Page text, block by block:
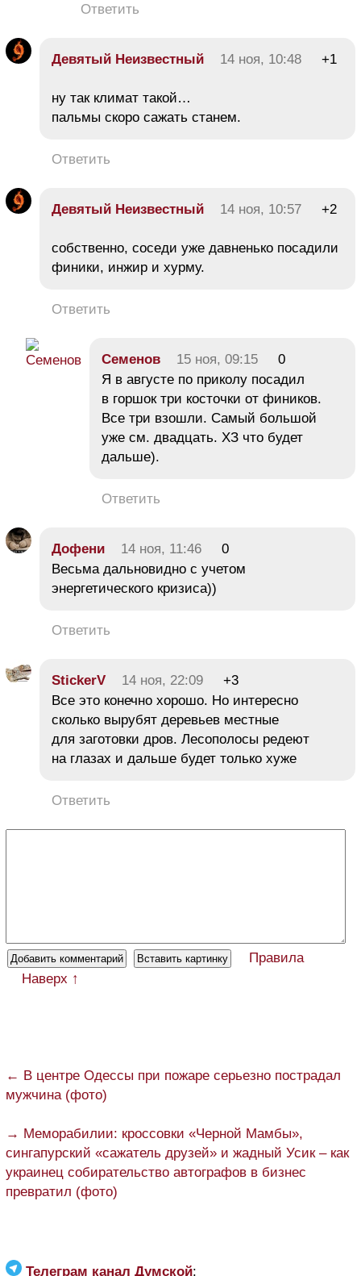
Ответить
Девятый Неизвестный 14 ноя, 10:48 +1
ну так климат такой…
пальмы скоро сажать станем.
Ответить
Девятый Неизвестный 14 ноя, 10:57 +2
собственно, соседи уже давненько посадили
финики, инжир и хурму.
Ответить
Семенов 15 ноя, 09:15
0
Я в августе по приколу посадил
в горшок три косточки от фиников.
Все три взошли. Самый большой
уже см. двадцать. ХЗ что будет
дальше).
Ответить
Дофени 14 ноя, 11:46
0
Весьма дальновидно с учетом
энергетического кризиса))
Ответить
StickerV 14 ноя, 22:09
+3
Все это конечно хорошо. Но интересно
сколько вырубят деревьев местные
для заготовки дров. Лесополосы редеют
на глазах и дальше будет только хуже
Ответить
Правила
Наверх ↑
← В центре Одессы при пожаре серьезно пострадал
мужчина (фото)
→ Меморабилии: кроссовки «Черной Мамбы»,
сингапурский «сажатель друзей» и жадный Усик – как
украинец собирательство автографов в бизнес
превратил (фото)
Телеграм канал Думской: